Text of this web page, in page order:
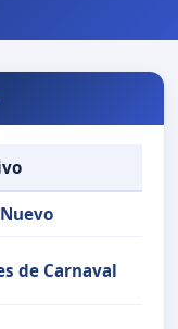
de Carnaval